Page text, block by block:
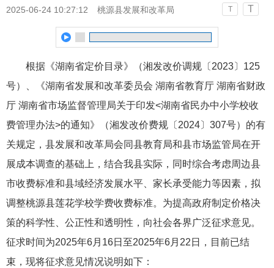
2025-06-24 10:27:12 桃源县发展和改革局 T T
根据《湖南省定价目录》（湘发改价调规〔2023〕125
号）、《湖南省发展和改革委员会 湖南省教育厅 湖南省财政
厅 湖南省市场监督管理局关于印发<湖南省民办中小学校收
费管理办法>的通知》（湘发改价费规〔2024〕307号）的有
关规定，县发展和改革局会同县教育局和县市场监管局在开
展成本调查的基础上，结合我县实际，同时综合考虑周边县
市收费标准和县域经济发展水平、家长承受能力等因素，拟
调整桃源县莲花学校学费收费标准。为提高政府制定价格决
策的科学性、公正性和透明性，向社会各界广泛征求意见。
征求时间为2025年6月16日至2025年6月22日，目前已结
束，现将征求意见情况说明如下：